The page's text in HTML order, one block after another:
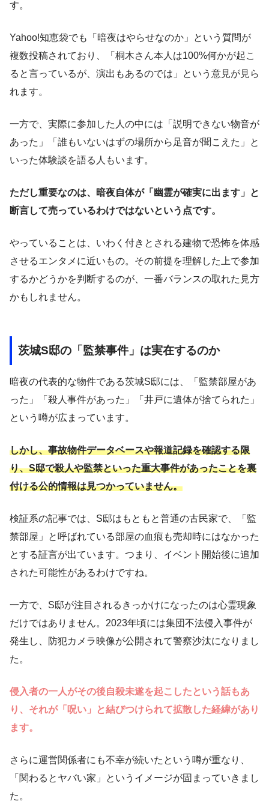
す。
Yahoo!知恵袋でも「暗夜はやらせなのか」という質問が
複数投稿されており、「桐木さん本人は100%何かが起こ
ると言っているが、演出もあるのでは」という意見が見ら
れます。
一方で、実際に参加した人の中には「説明できない物音が
あった」「誰もいないはずの場所から足音が聞こえた」と
いった体験談を語る人もいます。
ただし重要なのは、暗夜自体が「幽霊が確実に出ます」と
断言して売っているわけではないという点です。
やっていることは、いわく付きとされる建物で恐怖を体感
させるエンタメに近いもの。その前提を理解した上で参加
するかどうかを判断するのが、一番バランスの取れた見方
かもしれません。
茨城S邸の「監禁事件」は実在するのか
暗夜の代表的な物件である茨城S邸には、「監禁部屋があ
った」「殺人事件があった」「井戸に遺体が捨てられた」
という噂が広まっています。
しかし、事故物件データベースや報道記録を確認する限
り、S邸で殺人や監禁といった重大事件があったことを裏
付ける公的情報は見つかっていません。
検証系の記事では、S邸はもともと普通の古民家で、「監
禁部屋」と呼ばれている部屋の血痕も売却時にはなかった
とする証言が出ています。つまり、イベント開始後に追加
された可能性があるわけですね。
一方で、S邸が注目されるきっかけになったのは心霊現象
だけではありません。2023年頃には集団不法侵入事件が
発生し、防犯カメラ映像が公開されて警察沙汰になりまし
た。
侵入者の一人がその後自殺未遂を起こしたという話もあ
り、それが「呪い」と結びつけられて拡散した経緯があり
ます。
さらに運営関係者にも不幸が続いたという噂が重なり、
「関わるとヤバい家」というイメージが固まっていきまし
た。